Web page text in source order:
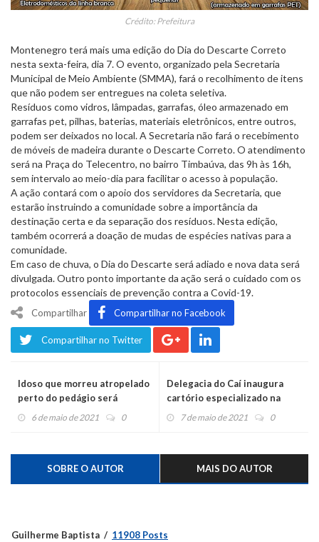
Crédito: Prefeitura
Montenegro terá mais uma edição do Dia do Descarte Correto
nesta sexta-feira, dia 7. O evento, organizado pela Secretaria
Municipal de Meio Ambiente (SMMA), fará o recolhimento de itens
que não podem ser entregues na coleta seletiva.
Resíduos como vidros, lâmpadas, garrafas, óleo armazenado em
garrafas pet, pilhas, baterias, materiais eletrônicos, entre outros,
podem ser deixados no local. A Secretaria não fará o recebimento
de móveis de madeira durante o Descarte Correto. O atendimento
será na Praça do Telecentro, no bairro Timbaúva, das 9h às 16h,
sem intervalo ao meio-dia para facilitar o acesso à população.
A ação contará com o apoio dos servidores da Secretaria, que
estarão instruindo a comunidade sobre a importância da
destinação certa e da separação dos resíduos. Nesta edição,
também ocorrerá a doação de mudas de espécies nativas para a
comunidade.
Em caso de chuva, o Dia do Descarte será adiado e nova data será
divulgada. Outro ponto importante da ação será o cuidado com os
protocolos essenciais de prevenção contra a Covid-19.
Compartilhar Compartilhar no Facebook
Compartilhar no Twitter
Idoso que morreu atropelado
perto do pedágio será
enterrado em Montenegro
6 de maio de 2021 0
Delegacia do Caí inaugura
cartório especializado na
causa animal
7 de maio de 2021 0
SOBRE O AUTOR MAIS DO AUTOR
Guilherme Baptista 11908 Posts